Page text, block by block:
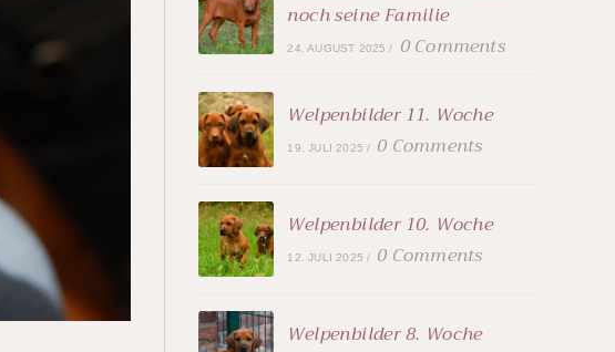
noch seine Familie
24. AUGUST 2025 / 0 Comments
Welpenbilder 11. Woche
19. JULI 2025 / 0 Comments
Welpenbilder 10. Woche
12. JULI 2025 / 0 Comments
Welpenbilder 8. Woche